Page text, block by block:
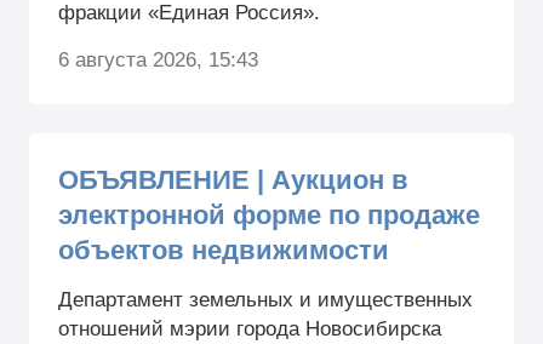
фракции «Единая Россия».
6 августа 2026, 15:43
ОБЪЯВЛЕНИЕ | Аукцион в
электронной форме по продаже
объектов недвижимости
Департамент земельных и имущественных
отношений мэрии города Новосибирска